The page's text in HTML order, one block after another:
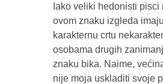
Iako veliki hedonisti pisci
ovom znaku izgleda
karakternu crtu
osobama drugih
znaku bika. Naime,
nije moja uskladiti svoje